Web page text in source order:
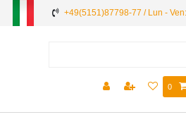
+49(5151)87798-77 / Lun -
0